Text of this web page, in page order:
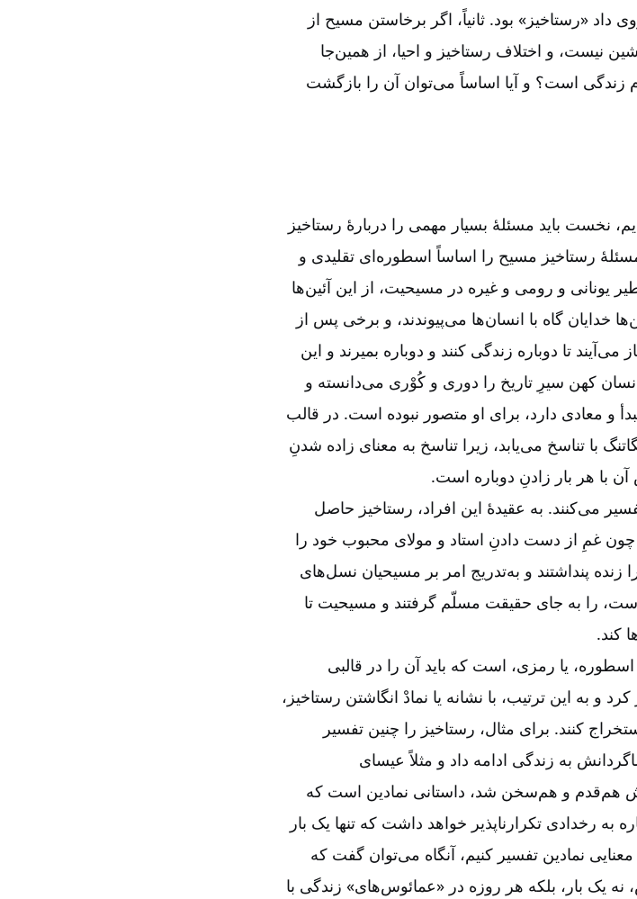
«رستاخیز» بود. ثانیاً، اگر برخاستن مسیح از
نیست، و اختلاف رستاخیز و احیا، از همین‌‌جا
است؟ و آیا اساساً می‌‌توان آن را بازگشت
نخست باید مسئلۀ بسیار مهمی را دربارۀ رستاخیز
رستاخیز مسیح را اساساً اسطوره‌‌ای تقلیدی و
یونانی و رومی و غیره در مسیحیت، از این آئین‌‌ها
خدایان گاه با انسان‌‌ها می‌‌پیوندند، و برخی پس از
تا دوباره زندگی کنند و دوباره بمیرند و این
کهن سیرِ تاریخ را دوری و کُوْری می‌‌دانسته و
و معادی دارد، برای او متصور نبوده است. در قالب
با تناسخ می‌‌یابد، زیرا تناسخ به معنای زاده شدنِ
آن با هر بار زادنِ دوباره است.
می‌‌کنند. به عقیدۀ این افراد، رستاخیز حاصل
غمِ از دست دادنِ استاد و مولای محبوب خود را
زنده پنداشتند و به‌‌تدریج امر بر مسیحیان نسل‌‌های
را به جای حقیقت مسلّم گرفتند و مسیحیت تا
کند.
یا رمزی، است که باید آن را در قالبی
و به این ترتیب، با نشانه یا نمادْ انگاشتن رستاخیز،
کنند. برای مثال، رستاخیز را چنین تفسیر
به زندگی ادامه داد و مثلاً عیسای
هم‌‌قدم و هم‌‌سخن شد، داستانی نمادین است که
به رخدادی تکرارناپذیر خواهد داشت که تنها یک بار
نمادین تفسیر کنیم، آنگاه می‌‌توان گفت که
نه یک بار، بلکه هر روزه در «عمائوس‌‌‌‌های» زندگی با